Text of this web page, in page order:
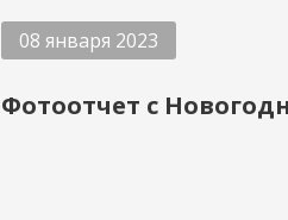
08 января 2023
Фотоотчет с